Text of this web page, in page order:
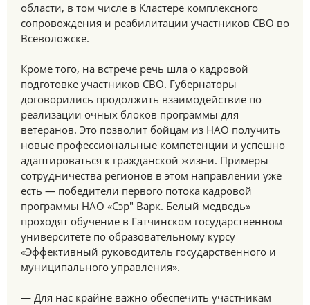
области, в том числе в Кластере комплексного
сопровождения и реабилитации участников СВО во
Всеволожске.
Кроме того, на встрече речь шла о кадровой
подготовке участников СВО. Губернаторы
договорились продолжить взаимодействие по
реализации очных блоков программы для
ветеранов. Это позволит бойцам из НАО получить
новые профессиональные компетенции и успешно
адаптироваться к гражданской жизни. Примеры
сотрудничества регионов в этом направлении уже
есть — победители первого потока кадровой
программы НАО «Сэр" Варк. Белый медведь»
проходят обучение в Гатчинском государственном
университете по образовательному курсу
«Эффективный руководитель государственного и
муниципального управления».
— Для нас крайне важно обеспечить участникам